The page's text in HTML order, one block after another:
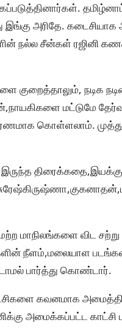
இங்கு அரிதே.
நல்ல சீன்கள் ரஜினி
குறைத்தாலும், நடிக
மட்டுமே
கொள்ளலாம்.
மாநிலங்களை விட சற்று
நீளம்,மலையாள
பார்த்து கொண்டார்.
கவனமாக
அமைக்கப்பட்ட காட்சி